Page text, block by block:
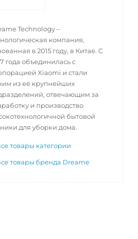
Technology –
компания,
в 2015 году, в Китае. С
года объединилась с
Xiaomi и стали
из её крупнейших
отвечающим за
и производство
бытовой
для уборки дома.
товары категории
товары бренда Dreame